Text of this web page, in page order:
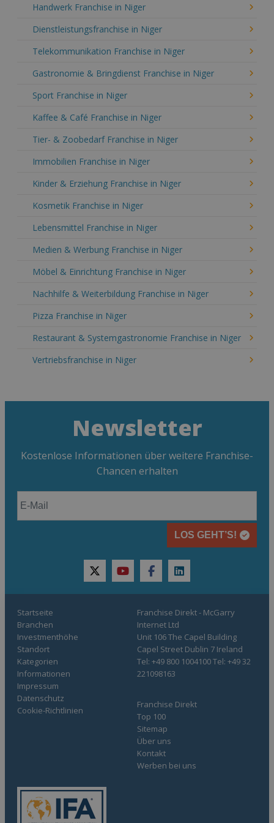
Handwerk Franchise in Niger
Dienstleistungsfranchise in Niger
Telekommunikation Franchise in Niger
Gastronomie & Bringdienst Franchise in Niger
Sport Franchise in Niger
Kaffee & Café Franchise in Niger
Tier- & Zoobedarf Franchise in Niger
Immobilien Franchise in Niger
Kinder & Erziehung Franchise in Niger
Kosmetik Franchise in Niger
Lebensmittel Franchise in Niger
Medien & Werbung Franchise in Niger
Möbel & Einrichtung Franchise in Niger
Nachhilfe & Weiterbildung Franchise in Niger
Pizza Franchise in Niger
Restaurant & Systemgastronomie Franchise in Niger
Vertriebsfranchise in Niger
Newsletter
Kostenlose Informationen über weitere Franchise-
Chancen erhalten
LOS GEHT’S!
twitteryoutubefacebooklinkedin
Startseite
Branchen
Investmenthöhe
Standort
Kategorien
Informationen
Franchise Direkt
Top 100
Sitemap
Über uns
Kontakt
Werben bei uns
Impressum
Datenschutz
Cookie-Richtlinien
Franchise Direkt - McGarry
Internet Ltd
Unit 106 The Capel Building
Capel Street Dublin 7 Ireland
Tel: +49 800 1004100 Tel: +49 32
221098163